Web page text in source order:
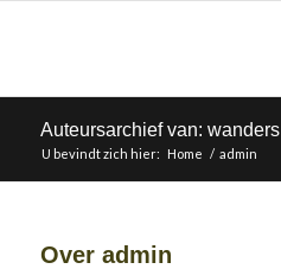
Auteursarchief van: wanders
U bevindt zich hier: Home / admin
Over admin